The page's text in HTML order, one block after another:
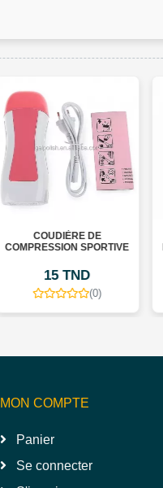
COUDIÈRE DE
COMPRESSION SPORTIVE
15 TND
(0)
MON COMPTE
Panier
Se connecter